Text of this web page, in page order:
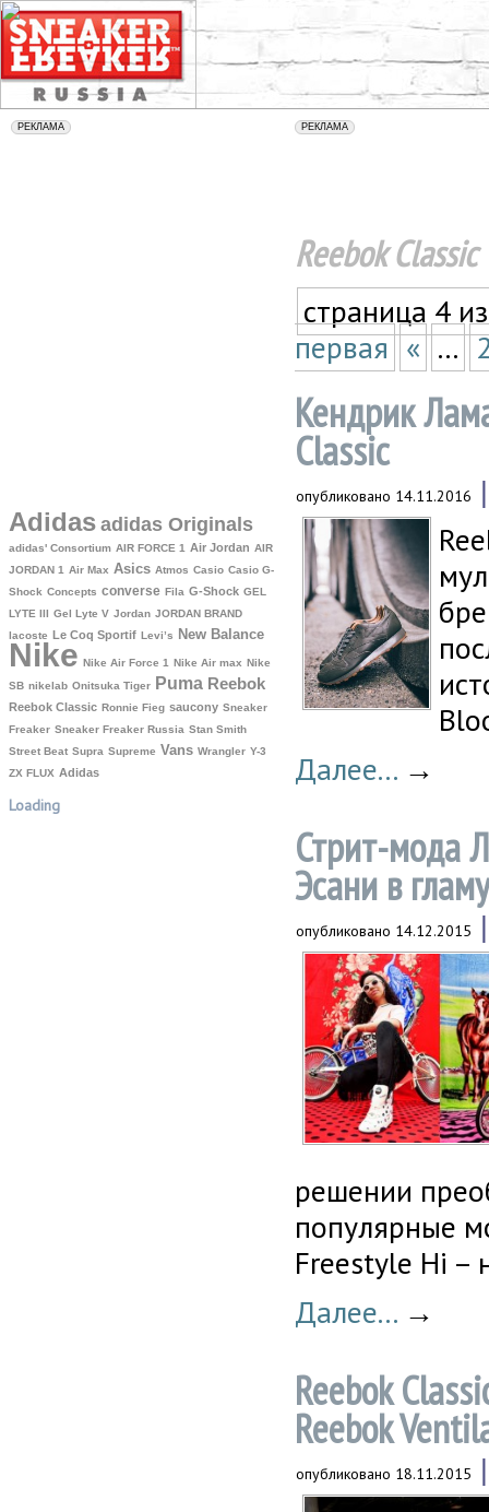
Adidas adidas Originals
adidas' Consortium AIR FORCE 1 Air Jordan AIR
JORDAN 1 Air Max Asics Atmos Casio Casio G-
Shock Concepts converse Fila G-Shock GEL
LYTE III Gel Lyte V Jordan JORDAN BRAND
lacoste Le Coq Sportif Levi’s New Balance
Nike Nike Air Force 1 Nike Air max Nike
SB nikelab Onitsuka Tiger Puma Reebok
Reebok Classic Ronnie Fieg saucony Sneaker
Freaker Sneaker Freaker Russia Stan Smith
Street Beat Supra Supreme Vans Wrangler Y-3
ZX FLUX Аdidas
Loading
Reebok Classic
страница 4
первая « ...
Кендрик
Classic
опубликовано 14.11.2016
Далее... →
Стрит-мода
Эсани в
опубликовано 14.12.2015
решении
популярные
Freestyle Hi –
Далее... →
Reebok
Reebok
опубликовано 18.11.2015